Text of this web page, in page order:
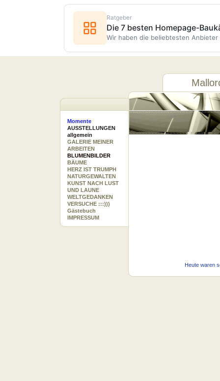
Momente
AUSSTELLUNGEN
allgemein
GALERIE MEINER
ARBEITEN
BLUMENBILDER
BÄUME
HERZ IST TRUMPH
NATURGEWALTEN
KUNST NACH LUST
UND LAUNE
WELTGEDANKEN
VERSUCHE :::)))
Gästebuch
IMPRESSUM
Heute waren
Ratgeber
Die 7 besten Homepage-
Wir haben die beliebtesten